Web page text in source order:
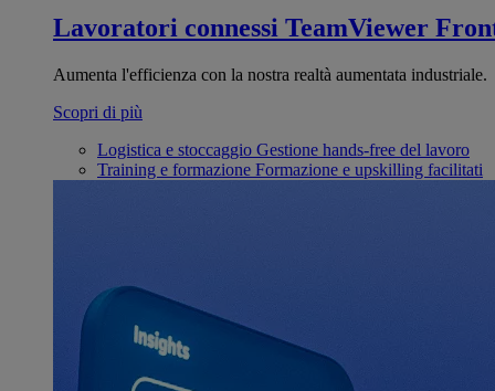
Lavoratori connessi TeamViewer
Aumenta l'efficienza con la nostra realtà aumentata industriale.
Scopri di più
Logistica e stoccaggio Gestione hands-free del lavoro
Training e formazione Formazione e upskilling facilitati